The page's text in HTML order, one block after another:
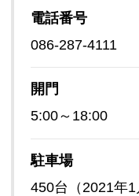
電話番号
086-287-4111
開門
5:00～18:00
駐車場
450台（2021年